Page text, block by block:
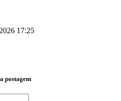
17:25
postagem